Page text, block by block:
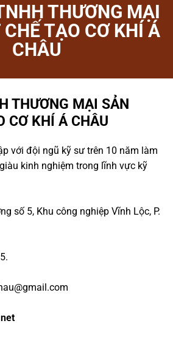
THƯƠNG MẠI
TẠO CƠ KHÍ Á
CHÂU
THƯƠNG MẠI SẢN
CƠ KHÍ Á CHÂU
với đội ngũ kỹ sư trên 10 năm làm
kinh nghiệm trong lĩnh vực kỹ
số 5, Khu công nghiệp Vĩnh Lộc, P.